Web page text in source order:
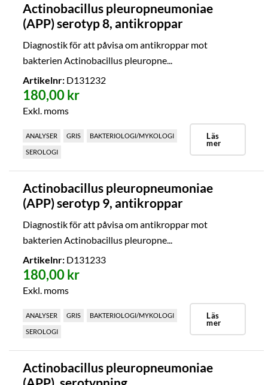
Actinobacillus pleuropneumoniae
(APP) serotyp 8, antikroppar
Diagnostik för att påvisa om antikroppar mot
bakterien Actinobacillus pleuropne...
Artikelnr:D131232
180,00 kr
Exkl. moms
ANALYSER GRIS BAKTERIOLOGI/MYKOLOGI
SEROLOGI
Läs
mer
Actinobacillus pleuropneumoniae
(APP) serotyp 9, antikroppar
Diagnostik för att påvisa om antikroppar mot
bakterien Actinobacillus pleuropne...
Artikelnr:D131233
180,00 kr
Exkl. moms
ANALYSER GRIS BAKTERIOLOGI/MYKOLOGI
SEROLOGI
Läs
mer
Actinobacillus pleuropneumoniae